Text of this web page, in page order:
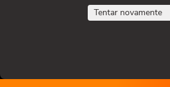
Tentar novamente